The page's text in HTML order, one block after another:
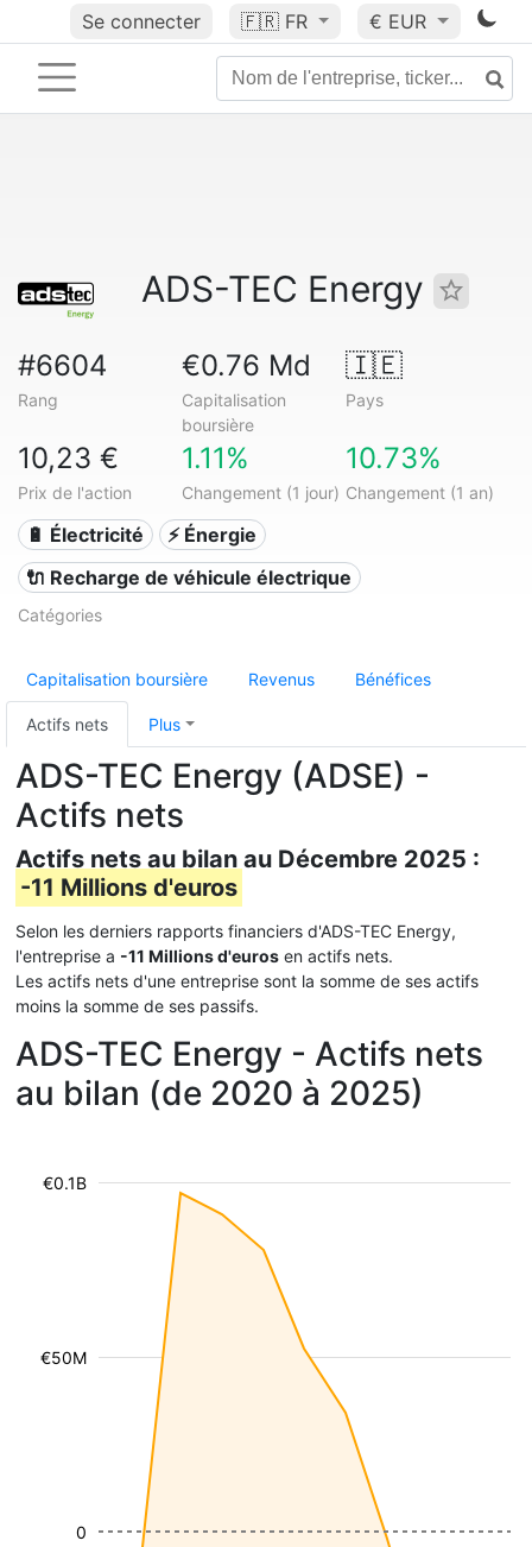
Se connecter 🇫🇷 FR € EUR
ADS-TEC Energy
#6604
Rang
€0.76 Md
Capitalisation
boursière
🇮🇪
Pays
10,23 €
Prix de l'action
1.11%
Changement (1 jour)
10.73%
Changement (1 an)
🔋 Électricité
⚡ Énergie
🔌​ Recharge de véhicule électrique
Catégories
Capitalisation boursière Revenus Bénéfices
Actifs nets Plus
ADS-TEC Energy (ADSE) -
Actifs nets
Actifs nets au bilan au Décembre 2025 :
-11 Millions d'euros
Selon les derniers rapports financiers d'ADS-TEC Energy,
l'entreprise a -11 Millions d'euros en actifs nets.
Les actifs nets d'une entreprise sont la somme de ses actifs
moins la somme de ses passifs.
ADS-TEC Energy - Actifs nets
au bilan (de 2020 à 2025)
€50M
€0.1B
0